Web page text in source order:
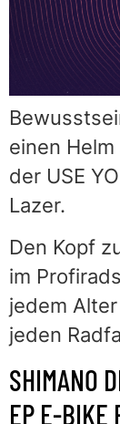
einen
der USE
Lazer.
Den Kopf
im
jedem
jeden
SHIMANO
EP E-BIKE